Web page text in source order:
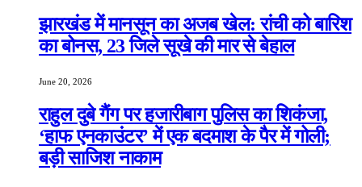
झारखंड में मानसून का अजब खेल: रांची को बारिश
का बोनस, 23 जिले सूखे की मार से बेहाल
June 20, 2026
राहुल दुबे गैंग पर हजारीबाग पुलिस का शिकंजा,
‘हाफ एनकाउंटर’ में एक बदमाश के पैर में गोली;
बड़ी साजिश नाकाम